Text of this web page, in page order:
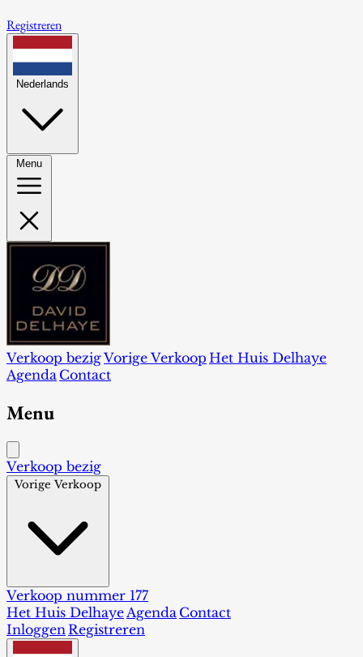
Registreren
Nederlands
Menu
Verkoop bezigVorige Verkoop Het Huis Delhaye
Agenda Contact
Menu
Verkoop bezig
Vorige Verkoop
Verkoop nummer 177
Het Huis DelhayeAgenda Contact
InloggenRegistreren